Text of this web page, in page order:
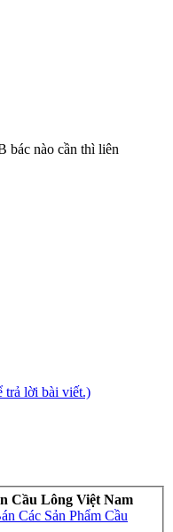
bác nào cần thì liên
trả lời bài viết.)
Cầu Lông Việt Nam
Các Sản Phẩm Cầu